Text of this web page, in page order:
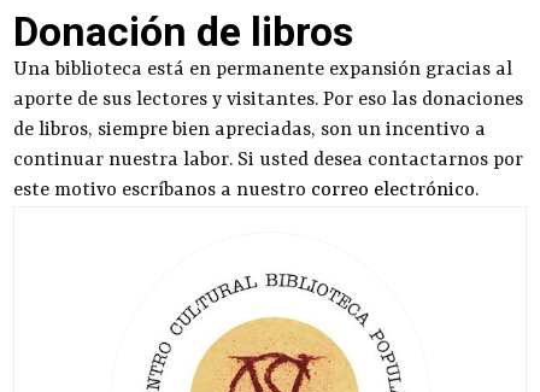
Donación de libros
Una biblioteca está en permanente expansión gracias al
aporte de sus lectores y visitantes. Por eso las donaciones
de libros, siempre bien apreciadas, son un incentivo a
continuar nuestra labor. Si usted desea contactarnos por
este motivo escríbanos a nuestro correo electrónico.